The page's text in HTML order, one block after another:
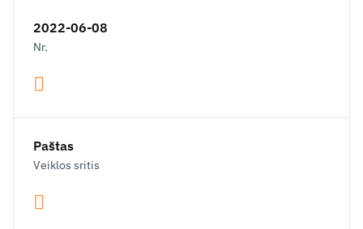
2022-06-08
Nr.
Paštas
Veiklos sritis